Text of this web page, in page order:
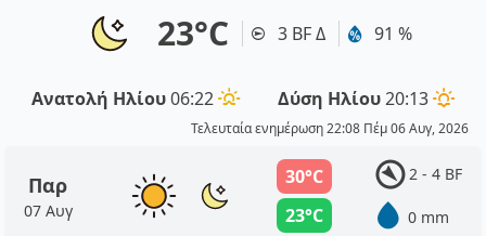
23°C 3 BF Δ 91 %
Ανατολή Ηλίου06:22 Δύση Ηλίου20:13
Τελευταία ενημέρωση 22:08 Πέμ 06 Αυγ, 2026
Παρ
07 Αυγ
30°C
23°C
2 - 4 BF
0 mm